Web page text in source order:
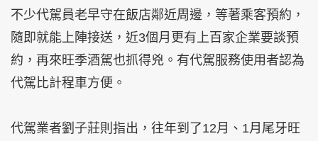
不少代駕員老早守在飯店鄰近周邊，等著乘客預約，
隨即就能上陣接送，近3個月更有上百家企業要談預
約，再來旺季酒駕也抓得兇。有代駕服務使用者認為
代駕比計程車方便。
代駕業者劉子莊則指出，往年到了12月、1月尾牙旺